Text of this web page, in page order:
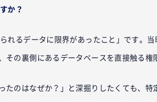
か？
られるデータに限界があったこと」です。
その裏側にあるデータベースを直接触る権
たのはなぜか？」と深掘りしたくても、